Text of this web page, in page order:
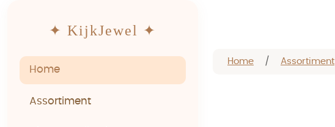
✦ KijkJewel ✦
Home
Assortiment
Home / Assortiment